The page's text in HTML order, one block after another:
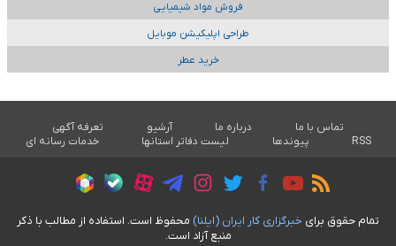
فروش مواد شیمیایی
طراحی اپلیکیشن موبایل
خرید عطر
تماس با ما درباره ما آرشیو
تعرفه آگهی
RSS
پیوندها لیست دفاتر استانها خدمات رسانه ای
تمام حقوق برای خبرگزاری کار ايران (ايلنا) محفوظ است. استفاده از مطالب با ذکر
منبع آزاد است.